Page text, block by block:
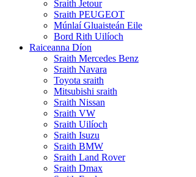
Sraith Jetour
Sraith PEUGEOT
Múnlaí Gluaisteán Eile
Bord Rith Uilíoch
Raiceanna Díon
Sraith Mercedes Benz
Sraith Navara
Toyota sraith
Mitsubishi sraith
Sraith Nissan
Sraith VW
Sraith Uilíoch
Sraith Isuzu
Sraith BMW
Sraith Land Rover
Sraith Dmax